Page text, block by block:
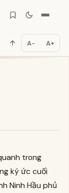
A− A+
trong
ký ức cuối
Ninh Hầu phủ